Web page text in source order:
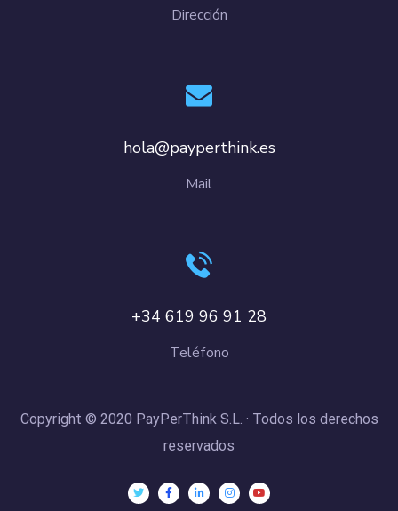
Dirección
hola@payperthink.es
Mail
+34 619 96 91 28
Teléfono
Copyright © 2020 PayPerThink S.L. · Todos los derechos
reservados